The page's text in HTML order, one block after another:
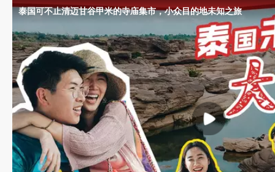
泰国可不止清迈甘谷甲米的寺庙集市，小众目的地未知之旅